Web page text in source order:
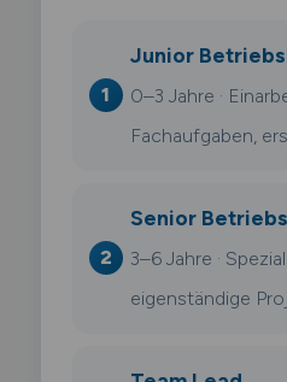
Junior
0–3 Jahre ·
Fachaufgaben,
Senior
3–6 Jahre ·
eigenständige